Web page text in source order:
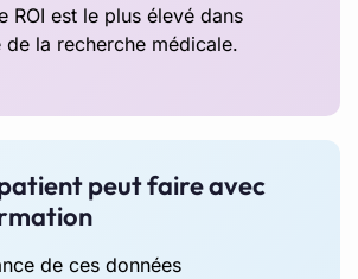
ROI est le plus élevé dans
de la recherche médicale.
peut faire avec
de ces données